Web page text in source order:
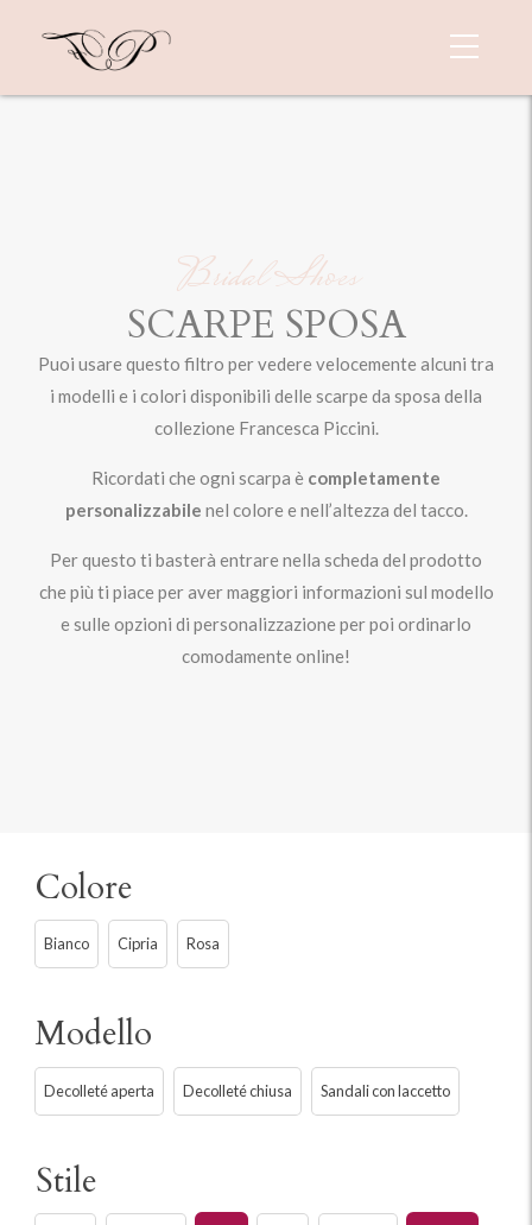
Bridal Shoes
SCARPE SPOSA
Puoi usare questo filtro per vedere velocemente alcuni tra
i modelli e i colori disponibili delle scarpe da sposa della
collezione Francesca Piccini.
Ricordati che ogni scarpa è completamente
personalizzabile nel colore e nell’altezza del tacco.
Per questo ti basterà entrare nella scheda del prodotto
che più ti piace per aver maggiori informazioni sul modello
e sulle opzioni di personalizzazione per poi ordinarlo
comodamente online!
Colore
Bianco Cipria Rosa
Modello
Decolleté aperta Decolleté chiusa Sandali con laccetto
Stile